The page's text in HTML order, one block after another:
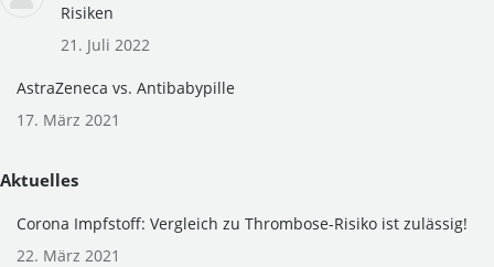
Risiken
21. Juli 2022
AstraZeneca vs. Antibabypille
17. März 2021
Aktuelles
Corona Impfstoff: Vergleich zu Thrombose-Risiko ist zulässig!
22. März 2021